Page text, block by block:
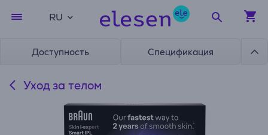
RU
Доступность Спецификация
Уход за телом